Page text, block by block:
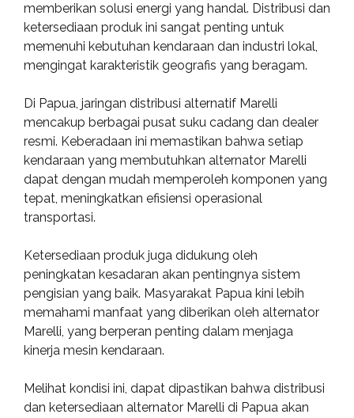
memberikan solusi energi yang handal. Distribusi dan
ketersediaan produk ini sangat penting untuk
memenuhi kebutuhan kendaraan dan industri lokal,
mengingat karakteristik geografis yang beragam.
Di Papua, jaringan distribusi alternatif Marelli
mencakup berbagai pusat suku cadang dan dealer
resmi. Keberadaan ini memastikan bahwa setiap
kendaraan yang membutuhkan alternator Marelli
dapat dengan mudah memperoleh komponen yang
tepat, meningkatkan efisiensi operasional
transportasi.
Ketersediaan produk juga didukung oleh
peningkatan kesadaran akan pentingnya sistem
pengisian yang baik. Masyarakat Papua kini lebih
memahami manfaat yang diberikan oleh alternator
Marelli, yang berperan penting dalam menjaga
kinerja mesin kendaraan.
Melihat kondisi ini, dapat dipastikan bahwa distribusi
dan ketersediaan alternator Marelli di Papua akan